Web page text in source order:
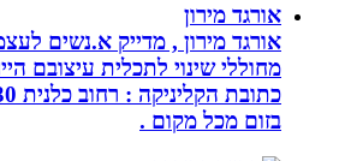
אורגד מירון
אורגד מירון , מדייק א.נשים לעצמם
מחוללי שינוי לתכלית עיצובם
כתובת
בזום מכל מקום .